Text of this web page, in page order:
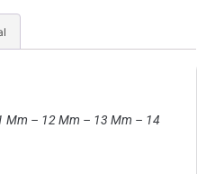
Mm – 12 Mm – 13 Mm – 14